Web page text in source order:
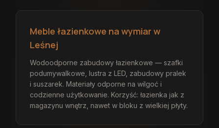
Meble łazienkowe na wymiar w
Leśnej
Wodoodporne zabudowy łazienkowe — szafki
podumywalkowe, lustra z LED, zabudowy pralek
i suszarek. Materiały odporne na wilgoć i
codzienne użytkowanie. Korzyść: łazienka jak z
magazynu wnętrz, nawet w bloku z wielkiej płyty.